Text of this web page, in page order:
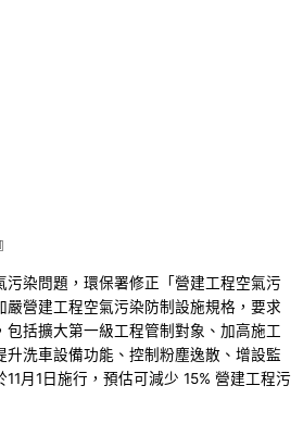
污染問題，環保署修正「營建工程空氣污
嚴營建工程空氣污染防制設施規格，要求
包括擴大第一級工程管制對象、加高施工
升洗車設備功能、控制粉塵逸散、增設監
月1日施行，預估可減少 15% 營建工程污